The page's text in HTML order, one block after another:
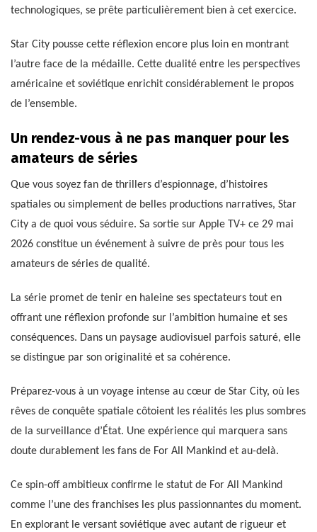
technologiques, se prête particulièrement bien à cet exercice.
Star City pousse cette réflexion encore plus loin en montrant
l’autre face de la médaille. Cette dualité entre les perspectives
américaine et soviétique enrichit considérablement le propos
de l’ensemble.
Un rendez-vous à ne pas manquer pour les
amateurs de séries
Que vous soyez fan de thrillers d’espionnage, d’histoires
spatiales ou simplement de belles productions narratives, Star
City a de quoi vous séduire. Sa sortie sur Apple TV+ ce 29 mai
2026 constitue un événement à suivre de près pour tous les
amateurs de séries de qualité.
La série promet de tenir en haleine ses spectateurs tout en
offrant une réflexion profonde sur l’ambition humaine et ses
conséquences. Dans un paysage audiovisuel parfois saturé, elle
se distingue par son originalité et sa cohérence.
Préparez-vous à un voyage intense au cœur de Star City, où les
rêves de conquête spatiale côtoient les réalités les plus sombres
de la surveillance d’État. Une expérience qui marquera sans
doute durablement les fans de For All Mankind et au-delà.
Ce spin-off ambitieux confirme le statut de For All Mankind
comme l’une des franchises les plus passionnantes du moment.
En explorant le versant soviétique avec autant de rigueur et